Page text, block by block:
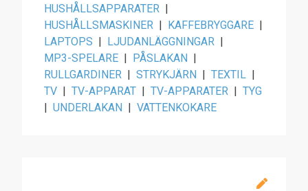
HUSHÅLLSAPPARATER |
HUSHÅLLSMASKINER | KAFFEBRYGGARE |
LAPTOPS | LJUDANLÄGGNINGAR |
MP3-SPELARE | PÅSLAKAN |
RULLGARDINER | STRYKJÄRN | TEXTIL |
TV | TV-APPARAT | TV-APPARATER | TYG
| UNDERLAKAN | VATTENKOKARE